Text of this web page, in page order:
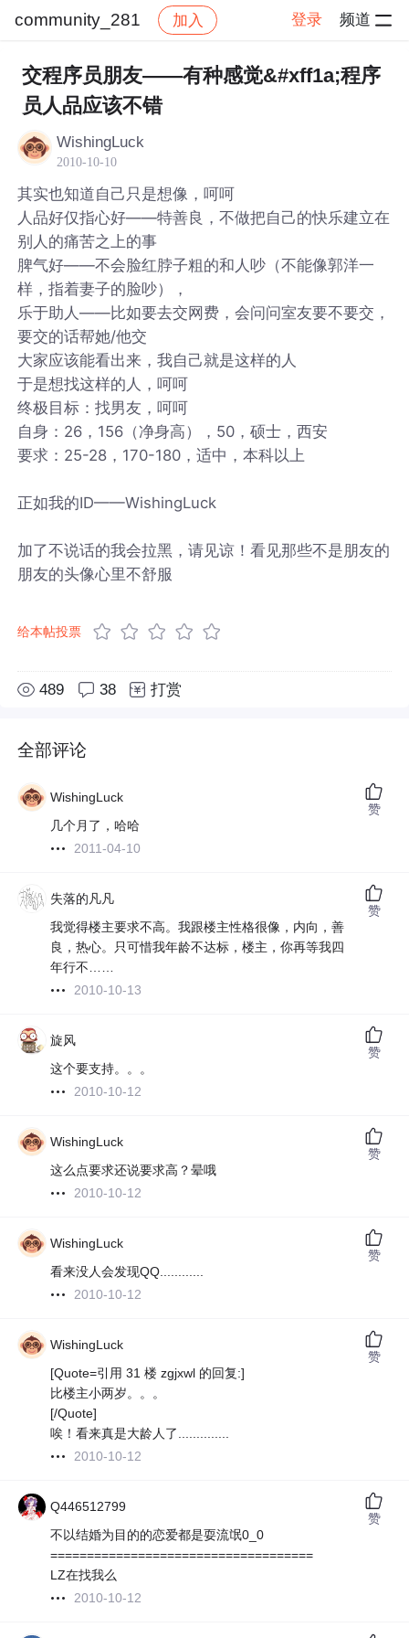
community_281 加入 登录 频道
社区 community_281 帖子详情
交程序员朋友——有种感觉&#xff1a;程序
员人品应该不错
WishingLuck
2010-10-10
其实也知道自己只是想像，呵呵
人品好仅指心好——特善良，不做把自己的快乐建立在
别人的痛苦之上的事
脾气好——不会脸红脖子粗的和人吵（不能像郭洋一
样，指着妻子的脸吵），
乐于助人——比如要去交网费，会问问室友要不要交，
要交的话帮她/他交
大家应该能看出来，我自己就是这样的人
于是想找这样的人，呵呵
终极目标：找男友，呵呵
自身：26，156（净身高），50，硕士，西安
要求：25-28，170-180，适中，本科以上
正如我的ID——WishingLuck
加了不说话的我会拉黑，请见谅！看见那些不是朋友的
朋友的头像心里不舒服
给本帖投票
489 38 打赏
全部评论
WishingLuck
几个月了，哈哈
2011-04-10
赞
失落的凡凡
我觉得楼主要求不高。我跟楼主性格很像，内向，善
良，热心。只可惜我年龄不达标，楼主，你再等我四
年行不……
2010-10-13
赞
旋风
这个要支持。。。
2010-10-12
赞
WishingLuck
这么点要求还说要求高？晕哦
2010-10-12
赞
WishingLuck
看来没人会发现QQ............
2010-10-12
赞
WishingLuck
[Quote=引用 31 楼 zgjxwl 的回复:]
比楼主小两岁。。。
[/Quote]
唉！看来真是大龄人了..............
2010-10-12
赞
Q446512799
不以结婚为目的的恋爱都是耍流氓0_0
====================================
LZ在找我么
2010-10-12
赞